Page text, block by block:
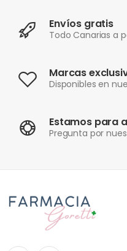
Envíos gratis
Todo Canarias a
Marcas
Disponibles en
Estamos para
Pregunta por